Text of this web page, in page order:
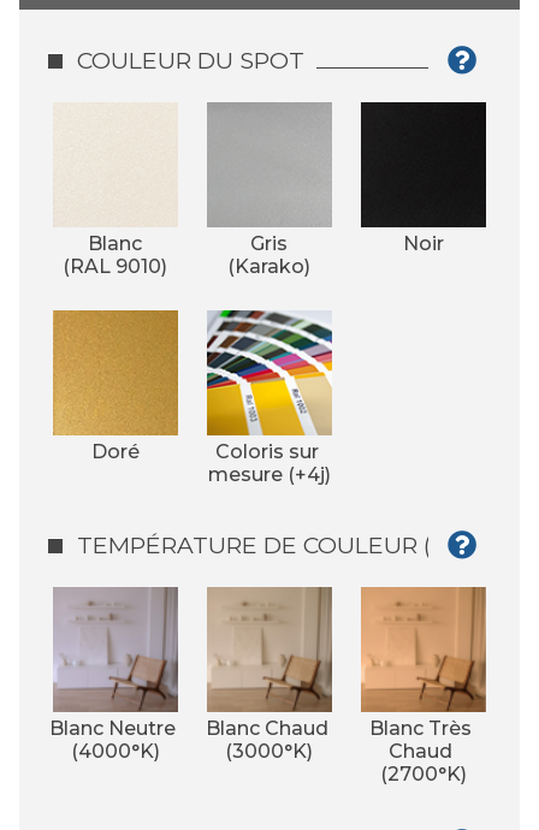
COULEUR DU SPOT
Blanc
(RAL 9010)
Gris
(Karako)
Noir
Doré
Coloris sur
mesure (+4j)
TEMPÉRATURE DE COULEUR (°K)
Blanc Neutre
(4000°K)
Blanc Chaud
(3000°K)
Blanc Très
Chaud
(2700°K)